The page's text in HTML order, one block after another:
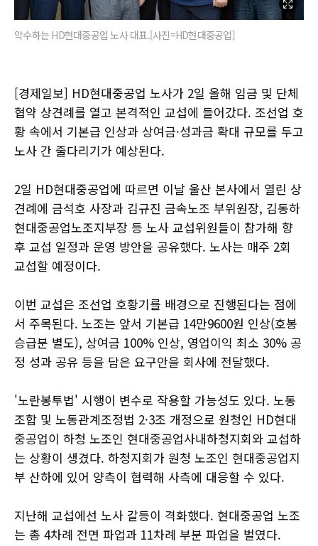
악수하는 HD현대중공업 노사 대표.[사진=HD현대중공업]
[경제일보] HD현대중공업 노사가 2일 올해 임금 및 단체
협약 상견례를 열고 본격적인 교섭에 들어갔다. 조선업 호
황 속에서 기본급 인상과 상여금·성과금 확대 규모를 두고
노사 간 줄다리기가 예상된다.
2일 HD현대중공업에 따르면 이날 울산 본사에서 열린 상
견례에 금석호 사장과 김규진 금속노조 부위원장, 김동하
현대중공업노조지부장 등 노사 교섭위원들이 참가해 향
후 교섭 일정과 운영 방안을 공유했다. 노사는 매주 2회
교섭할 예정이다.
이번 교섭은 조선업 호황기를 배경으로 진행된다는 점에
서 주목된다. 노조는 앞서 기본급 14만9600원 인상(호봉
승급분 별도), 상여금 100% 인상, 영업이익 최소 30% 공
정 성과 공유 등을 담은 요구안을 회사에 전달했다.
'노란봉투법' 시행이 변수로 작용할 가능성도 있다. 노동
조합 및 노동관계조정법 2·3조 개정으로 원청인 HD현대
중공업이 하청 노조인 현대중공업사내하청지회와 교섭하
는 상황이 생겼다. 하청지회가 원청 노조인 현대중공업지
부 산하에 있어 양측이 협력해 사측에 대응할 수 있다.
지난해 교섭에선 노사 갈등이 격화했다. 현대중공업 노조
는 총 4차례 전면 파업과 11차례 부분 파업을 벌였다.